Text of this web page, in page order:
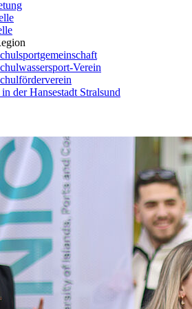
Verein
der Hansestadt Stralsund